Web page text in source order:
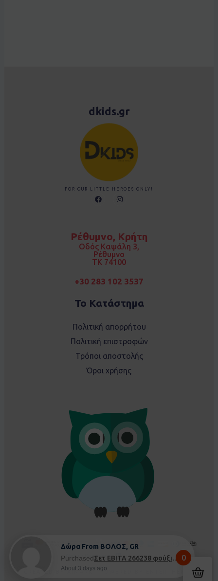
dkids.gr
FOR OUR LITTLE HEROES ONLY!
F
a
o
k
I
n
r
a
m
Ρέθυμνο, Κρήτη
Οδός Καψάλη 3,
Ρέθυμνο
TK 74100
+30 283 102 3537
Το Κατάστημα
Πολιτική απορρήτου
Πολιτική επιστροφών
Τρόποι αποστολής
Όροι χρήσης
CREATED BYAIMARK | POWERED BY ENTERTHEWEB
Δώρα From ΒΟΛΟΣ, GR
Purchased
Σετ EBITA 266238 φούξια - 5 ετών
About 3 days ago
0